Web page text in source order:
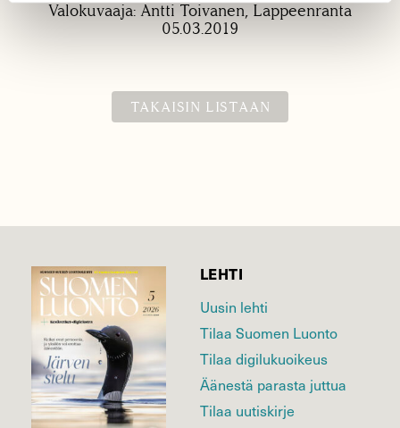
Valokuvaaja: Antti Toivanen, Lappeenranta
05.03.2019
TAKAISIN LISTAAN
LEHTI
Uusin lehti
Tilaa Suomen Luonto
Tilaa digilukuoikeus
Äänestä parasta juttua
Tilaa uutiskirje